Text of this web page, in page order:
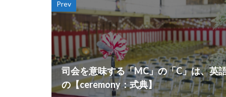
Prev
司会を意味する「MC」の「C」は、英
の【ceremony：式典】